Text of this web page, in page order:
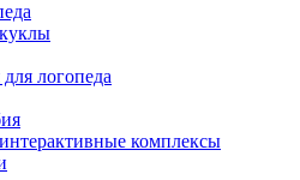
логопеда
комплексы